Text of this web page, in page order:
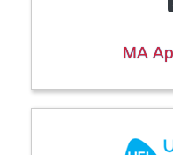
MA